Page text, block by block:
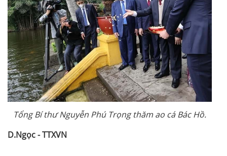
Tổng Bí thư Nguyễn Phú Trọng thăm ao cá Bác Hồ.
D.Ngọc - TTXVN